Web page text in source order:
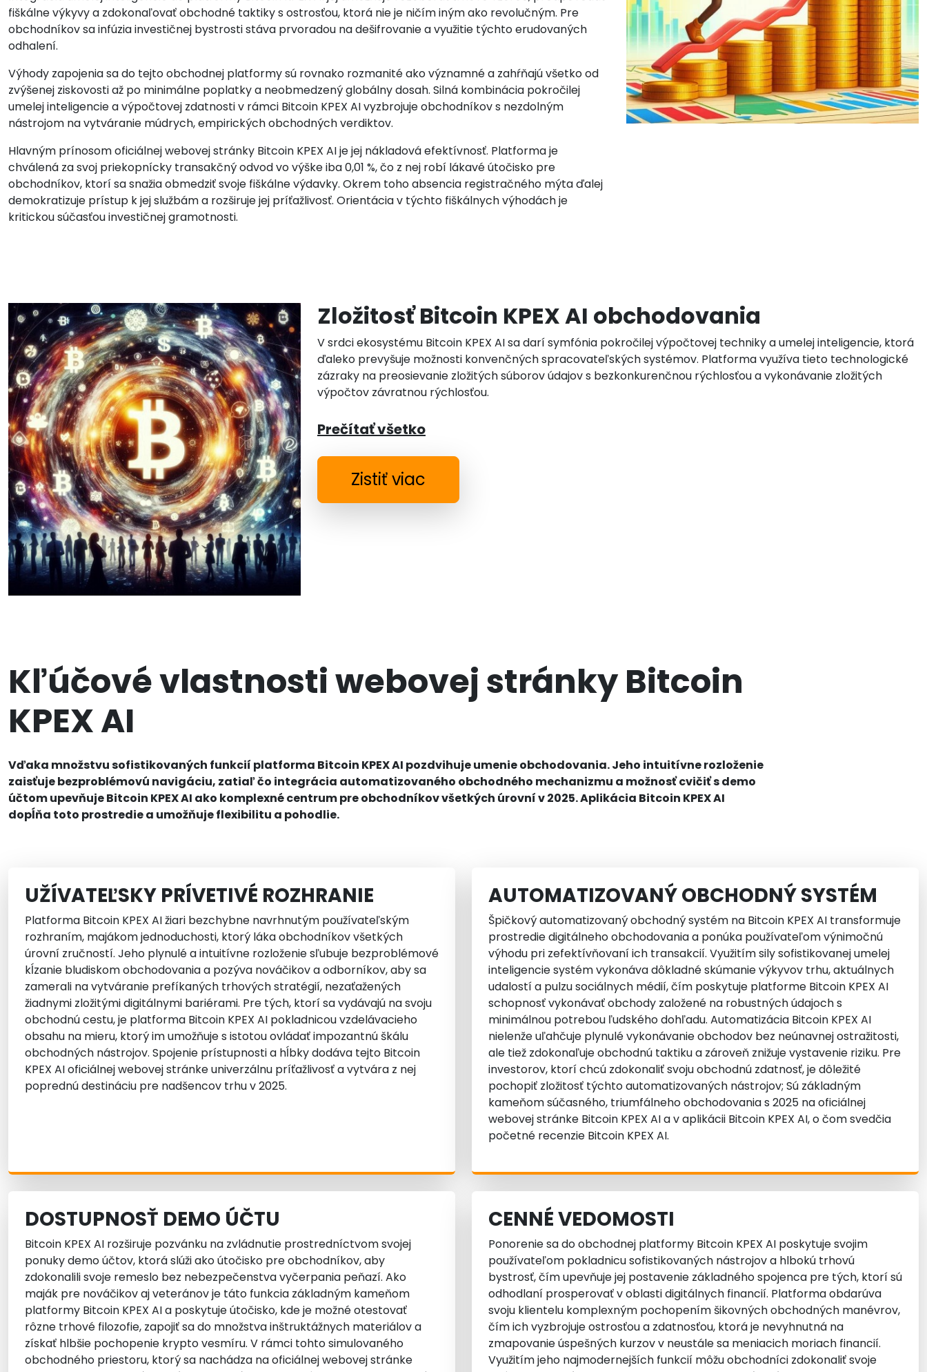
fiškálne výkyvy a zdokonaľovať obchodné taktiky s ostrosťou, ktorá nie je ničím iným ako revolučným. Pre
obchodníkov sa infúzia investičnej bystrosti stáva prvoradou na dešifrovanie a využitie týchto erudovaných
odhalení.
Výhody zapojenia sa do tejto obchodnej platformy sú rovnako rozmanité ako významné a zahŕňajú všetko od
zvýšenej ziskovosti až po minimálne poplatky a neobmedzený globálny dosah. Silná kombinácia pokročilej
umelej inteligencie a výpočtovej zdatnosti v rámci Bitcoin KPEX AI vyzbrojuje obchodníkov s nezdolným
nástrojom na vytváranie múdrych, empirických obchodných verdiktov.
Hlavným prínosom oficiálnej webovej stránky Bitcoin KPEX AI je jej nákladová efektívnosť. Platforma je
chválená za svoj priekopnícky transakčný odvod vo výške iba 0,01 %, čo z nej robí lákavé útočisko pre
obchodníkov, ktorí sa snažia obmedziť svoje fiškálne výdavky. Okrem toho absencia registračného mýta ďalej
demokratizuje prístup k jej službám a rozširuje jej príťažlivosť. Orientácia v týchto fiškálnych výhodách je
kritickou súčasťou investičnej gramotnosti.
Zložitosť Bitcoin KPEX AI obchodovania
V srdci ekosystému Bitcoin KPEX AI sa darí symfónia pokročilej výpočtovej techniky a umelej inteligencie, ktorá
ďaleko prevyšuje možnosti konvenčných spracovateľských systémov. Platforma využíva tieto technologické
zázraky na preosievanie zložitých súborov údajov s bezkonkurenčnou rýchlosťou a vykonávanie zložitých
výpočtov závratnou rýchlosťou.
Prečítať všetko
Zistiť viac
Kľúčové vlastnosti webovej stránky Bitcoin
KPEX AI
Vďaka množstvu sofistikovaných funkcií platforma Bitcoin KPEX AI pozdvihuje umenie obchodovania. Jeho intuitívne rozloženie
zaisťuje bezproblémovú navigáciu, zatiaľ čo integrácia automatizovaného obchodného mechanizmu a možnosť cvičiť s demo
účtom upevňuje Bitcoin KPEX AI ako komplexné centrum pre obchodníkov všetkých úrovní v 2025. Aplikácia Bitcoin KPEX AI
dopĺňa toto prostredie a umožňuje flexibilitu a pohodlie.
UŽÍVATEĽSKY PRÍVETIVÉ ROZHRANIE
Platforma Bitcoin KPEX AI žiari bezchybne navrhnutým používateľským
rozhraním, majákom jednoduchosti, ktorý láka obchodníkov všetkých
úrovní zručností. Jeho plynulé a intuitívne rozloženie sľubuje bezproblémové
kĺzanie bludiskom obchodovania a pozýva nováčikov a odborníkov, aby sa
zamerali na vytváranie prefíkaných trhových stratégií, nezaťažených
žiadnymi zložitými digitálnymi bariérami. Pre tých, ktorí sa vydávajú na svoju
obchodnú cestu, je platforma Bitcoin KPEX AI pokladnicou vzdelávacieho
obsahu na mieru, ktorý im umožňuje s istotou ovládať impozantnú škálu
obchodných nástrojov. Spojenie prístupnosti a hĺbky dodáva tejto Bitcoin
KPEX AI oficiálnej webovej stránke univerzálnu príťažlivosť a vytvára z nej
poprednú destináciu pre nadšencov trhu v 2025.
AUTOMATIZOVANÝ OBCHODNÝ SYSTÉM
Špičkový automatizovaný obchodný systém na Bitcoin KPEX AI transformuje
prostredie digitálneho obchodovania a ponúka používateľom výnimočnú
výhodu pri zefektívňovaní ich transakcií. Využitím sily sofistikovanej umelej
inteligencie systém vykonáva dôkladné skúmanie výkyvov trhu, aktuálnych
udalostí a pulzu sociálnych médií, čím poskytuje platforme Bitcoin KPEX AI
schopnosť vykonávať obchody založené na robustných údajoch s
minimálnou potrebou ľudského dohľadu. Automatizácia Bitcoin KPEX AI
nielenže uľahčuje plynulé vykonávanie obchodov bez neúnavnej ostražitosti,
ale tiež zdokonaľuje obchodnú taktiku a zároveň znižuje vystavenie riziku. Pre
investorov, ktorí chcú zdokonaliť svoju obchodnú zdatnosť, je dôležité
pochopiť zložitosť týchto automatizovaných nástrojov; Sú základným
kameňom súčasného, triumfálneho obchodovania s 2025 na oficiálnej
webovej stránke Bitcoin KPEX AI a v aplikácii Bitcoin KPEX AI, o čom svedčia
početné recenzie Bitcoin KPEX AI.
DOSTUPNOSŤ DEMO ÚČTU
Bitcoin KPEX AI rozširuje pozvánku na zvládnutie prostredníctvom svojej
ponuky demo účtov, ktorá slúži ako útočisko pre obchodníkov, aby
zdokonalili svoje remeslo bez nebezpečenstva vyčerpania peňazí. Ako
maják pre nováčikov aj veteránov je táto funkcia základným kameňom
platformy Bitcoin KPEX AI a poskytuje útočisko, kde je možné otestovať
rôzne trhové filozofie, zapojiť sa do množstva inštruktážnych materiálov a
získať hlbšie pochopenie krypto vesmíru. V rámci tohto simulovaného
obchodného priestoru, ktorý sa nachádza na oficiálnej webovej stránke
CENNÉ VEDOMOSTI
Ponorenie sa do obchodnej platformy Bitcoin KPEX AI poskytuje svojim
používateľom pokladnicu sofistikovaných nástrojov a hlbokú trhovú
bystrosť, čím upevňuje jej postavenie základného spojenca pre tých, ktorí sú
odhodlaní prosperovať v oblasti digitálnych financií. Platforma obdarúva
svoju klientelu komplexným pochopením šikovných obchodných manévrov,
čím ich vyzbrojuje ostrosťou a zdatnosťou, ktorá je nevyhnutná na
zmapovanie úspešných kurzov v neustále sa meniacich moriach financií.
Využitím jeho najmodernejších funkcií môžu obchodníci zdokonaliť svoje